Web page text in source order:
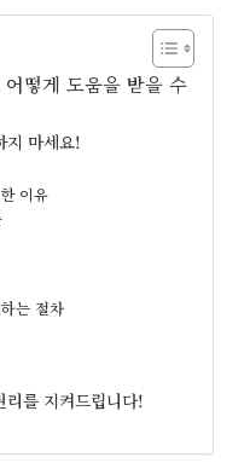
떻게 도움을 받을 수
지 마세요!
이유
는 절차
를 지켜드립니다!